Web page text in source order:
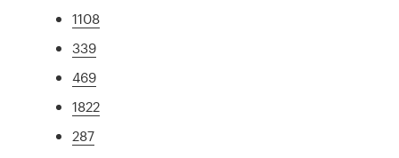
1108
339
469
1822
287